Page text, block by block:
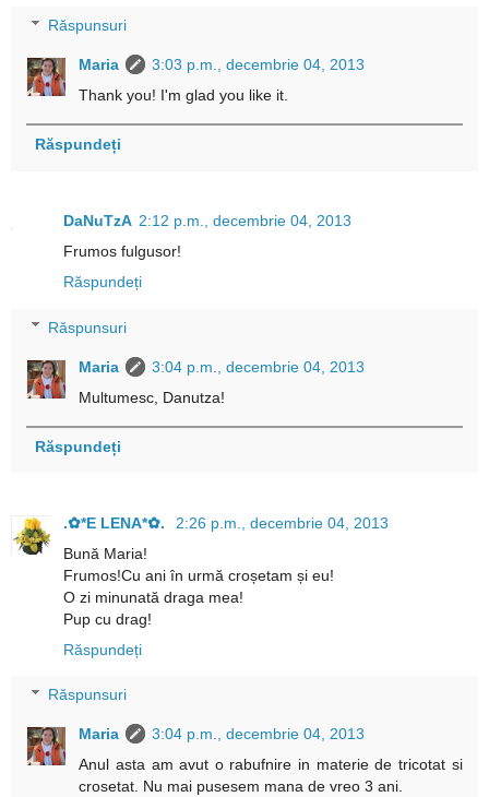
Răspunsuri
Maria
3:03 p.m., decembrie 04, 2013
Thank you! I'm glad you like it.
Răspundeți
DaNuTzA 2:12 p.m., decembrie 04, 2013
Frumos fulgusor!
Răspundeți
Răspunsuri
Maria
3:04 p.m., decembrie 04, 2013
Multumesc, Danutza!
Răspundeți
.✿*E LENA*✿.
2:26 p.m., decembrie 04, 2013
Bună Maria!
Frumos!Cu ani în urmă croșetam și eu!
O zi minunată draga mea!
Pup cu drag!
Răspundeți
Răspunsuri
Maria
3:04 p.m., decembrie 04, 2013
Anul asta am avut o rabufnire in materie de tricotat si
crosetat. Nu mai pusesem mana de vreo 3 ani.